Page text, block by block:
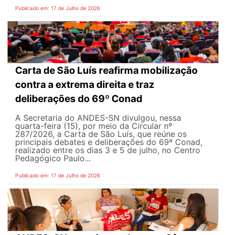
Publicado em: 17 de Julho de 2026
Carta de São Luís reafirma mobilização
contra a extrema direita e traz
deliberações do 69º Conad
A Secretaria do ANDES-SN divulgou, nessa
quarta-feira (15), por meio da Circular nº
287/2026, a Carta de São Luís, que reúne os
principais debates e deliberações do 69º Conad,
realizado entre os dias 3 e 5 de julho, no Centro
Pedagógico Paulo...
Publicado em: 17 de Julho de 2026